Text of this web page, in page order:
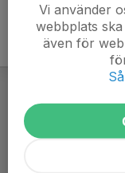
Vi använder
webbplats
även för